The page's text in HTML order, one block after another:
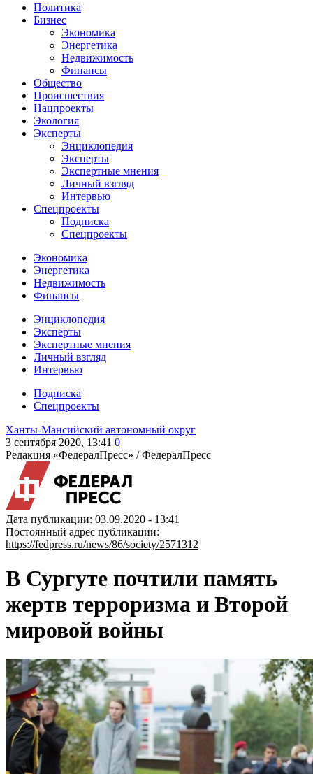
Политика
Бизнес
Экономика
Энергетика
Недвижимость
Финансы
Общество
Происшествия
Нацпроекты
Экология
Эксперты
Энциклопедия
Эксперты
Экспертные мнения
Личный взгляд
Интервью
Спецпроекты
Подписка
Спецпроекты
Экономика
Энергетика
Недвижимость
Финансы
Энциклопедия
Эксперты
Экспертные мнения
Личный взгляд
Интервью
Подписка
Спецпроекты
Ханты-Мансийский автономный округ
3 сентября 2020, 13:41 0
Редакция «ФедералПресс» /ФедералПресс
Дата публикации: 03.09.2020 - 13:41
Постоянный адрес публикации:
https://fedpress.ru/news/86/society/2571312
В Сургуте почтили память
жертв терроризма и Второй
мировой войны